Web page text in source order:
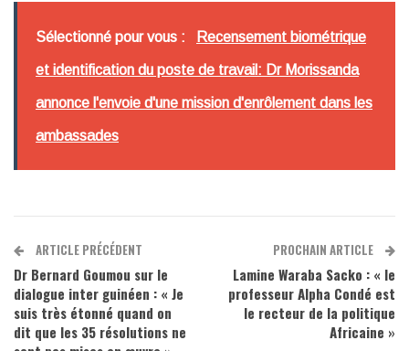
Sélectionné pour vous : Recensement biométrique
et identification du poste de travail: Dr Morissanda
annonce l'envoie d'une mission d'enrôlement dans les
ambassades
ARTICLE PRÉCÉDENT
Dr Bernard Goumou sur le
dialogue inter guinéen : « Je
suis très étonné quand on
dit que les 35 résolutions ne
PROCHAIN ARTICLE
Lamine Waraba Sacko : « le
professeur Alpha Condé est
le recteur de la politique
Africaine »